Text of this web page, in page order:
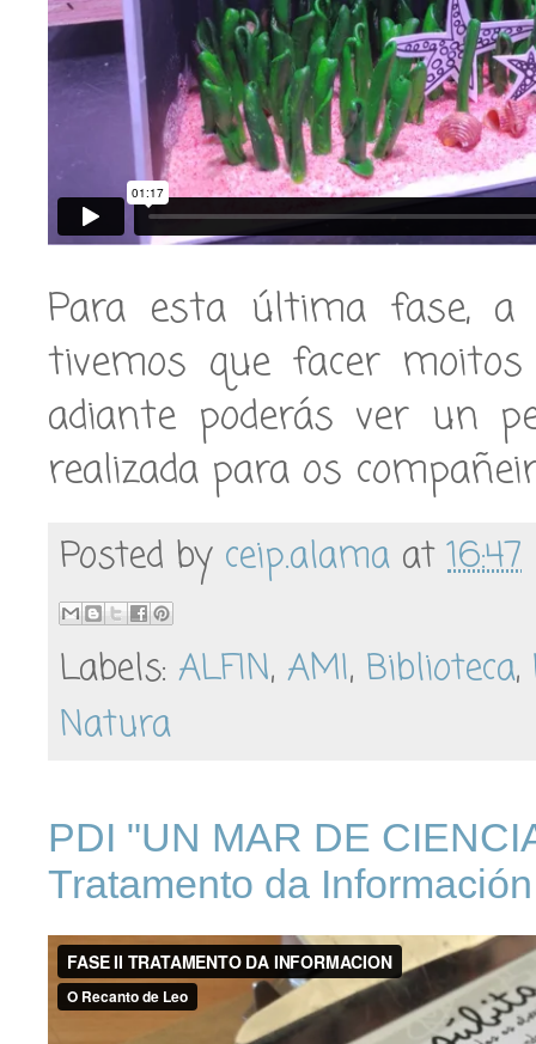
Para esta última fase, a
tivemos que facer
adiante poderás ver un
realizada para os
Posted by ceip.alama at16:47
Labels: ALFIN, AMI, Biblioteca,
Natura
PDI "UN MAR DE
Tratamento da Información